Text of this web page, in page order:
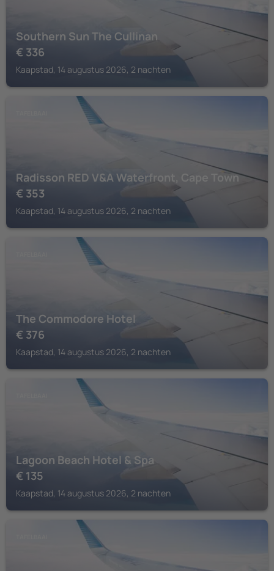
Southern Sun The Cullinan
€ 336
Kaapstad, 14 augustus 2026, 2 nachten
Radisson RED V&A Waterfront, Cape Town
€ 353
Kaapstad, 14 augustus 2026, 2 nachten
The Commodore Hotel
€ 376
Kaapstad, 14 augustus 2026, 2 nachten
Lagoon Beach Hotel & Spa
€ 135
Kaapstad, 14 augustus 2026, 2 nachten